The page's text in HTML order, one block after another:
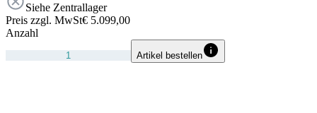
Siehe Zentrallager
Preis zzgl. MwSt€ 5.099,00
Anzahl
Artikel bestellen